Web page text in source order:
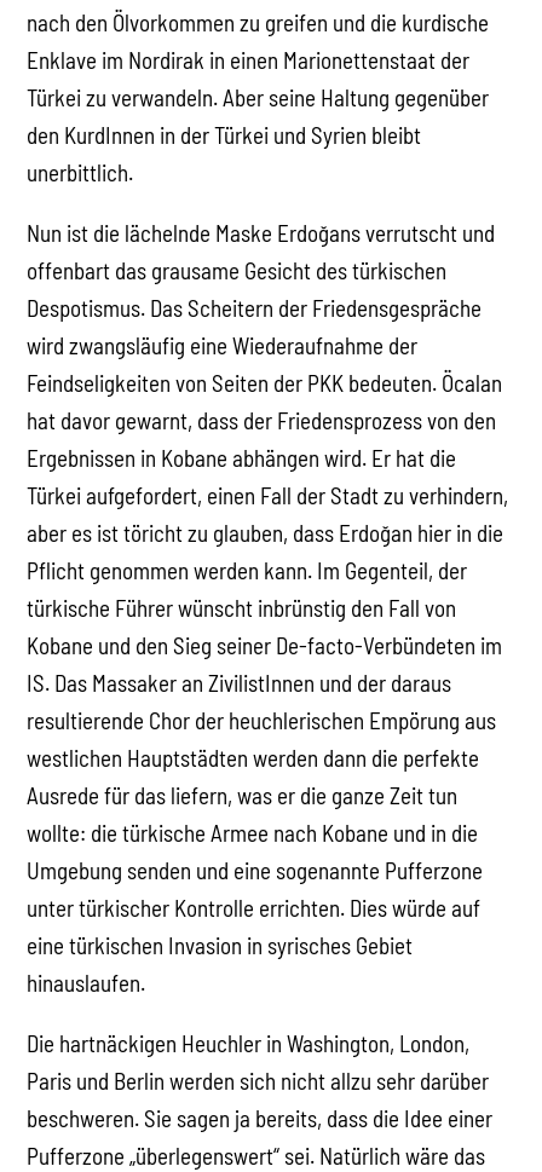
nach den Ölvorkommen zu greifen und die kurdische
Enklave im Nordirak in einen Marionettenstaat der
Türkei zu verwandeln. Aber seine Haltung gegenüber
den KurdInnen in der Türkei und Syrien bleibt
unerbittlich.
Nun ist die lächelnde Maske Erdoğans verrutscht und
offenbart das grausame Gesicht des türkischen
Despotismus. Das Scheitern der Friedensgespräche
wird zwangsläufig eine Wiederaufnahme der
Feindseligkeiten von Seiten der PKK bedeuten. Öcalan
hat davor gewarnt, dass der Friedensprozess von den
Ergebnissen in Kobane abhängen wird. Er hat die
Türkei aufgefordert, einen Fall der Stadt zu verhindern,
aber es ist töricht zu glauben, dass Erdoğan hier in die
Pflicht genommen werden kann. Im Gegenteil, der
türkische Führer wünscht inbrünstig den Fall von
Kobane und den Sieg seiner De-facto-Verbündeten im
IS. Das Massaker an ZivilistInnen und der daraus
resultierende Chor der heuchlerischen Empörung aus
westlichen Hauptstädten werden dann die perfekte
Ausrede für das liefern, was er die ganze Zeit tun
wollte: die türkische Armee nach Kobane und in die
Umgebung senden und eine sogenannte Pufferzone
unter türkischer Kontrolle errichten. Dies würde auf
eine türkischen Invasion in syrisches Gebiet
hinauslaufen.
Die hartnäckigen Heuchler in Washington, London,
Paris und Berlin werden sich nicht allzu sehr darüber
beschweren. Sie sagen ja bereits, dass die Idee einer
Pufferzone „überlegenswert“ sei. Natürlich wäre das